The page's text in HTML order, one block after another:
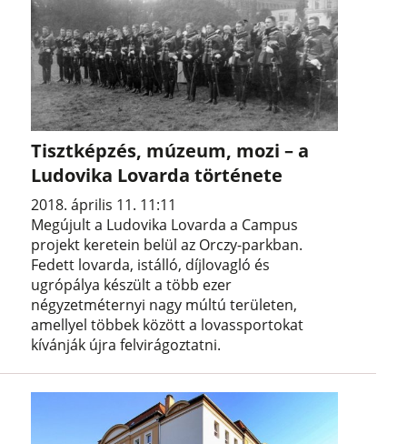
Tisztképzés, múzeum, mozi – a
Ludovika Lovarda története
2018. április 11. 11:11
Megújult a Ludovika Lovarda a Campus
projekt keretein belül az Orczy-parkban.
Fedett lovarda, istálló, díjlovagló és
ugrópálya készült a több ezer
négyzetméternyi nagy múltú területen,
amellyel többek között a lovassportokat
kívánják újra felvirágoztatni.